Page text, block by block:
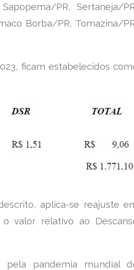
PR, Sertaneja/
Borba/PR, Tomazina/
ficam estabelecidos
aplica-se reajuste
valor relativo ao
pela pandemia mundial